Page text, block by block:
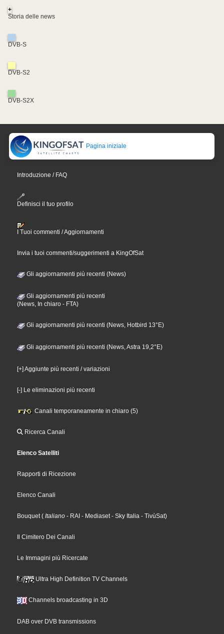
+
Storia delle news
DVB-S
DVB-S2
DVB-S2X
Pagina iniziale
Introduzione / FAQ
Definisci il tuo profilo
I Tuoi commenti / Aggiornamenti
Invia i tuoi commenti/suggerimenti a KingOfSat
Gli aggiornamenti più recenti (News)
Gli aggiornamenti più recenti
(News, In chiaro - FTA)
Gli aggiornamenti più recenti (News, Hotbird 13°E)
Gli aggiornamenti più recenti (News, Astra 19,2°E)
[+] Aggiunte più recenti / variazioni
[-] Le eliminazioni più recenti
Canali temporaneamente in chiaro (5)
Ricerca Canali
Elenco Satelliti
Rapporti di Ricezione
Elenco Canali
Bouquet ( Italiano - RAI - Mediaset - Sky Italia - TivùSat)
Il Cimitero Dei Canali
Le Immagini più Ricercate
Ultra High Definition TV Channels
Channels broadcasting in 3D
DAB over DVB transmissions